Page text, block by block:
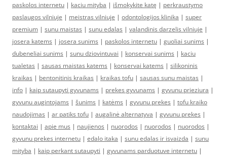
paskolos internetu | kaciu mityba | išmokykite katę | perkraustymo
paslaugos vilniuje | meistras vilniuje | odontologijos klinika | super
premium | sunu maistas | sunu edalas | valandinis darzelis vilniuje |
josera katems | josera sunims | paskolos internetu | guoliai sunims |
dubeneliai sunims | sunu dziovintuvai | konservai sunims | kaciu
tualetas | sausas maistas katems | konservai katems | silikoninis
kraikas | bentonitinis kraikas | kraikas tofu | sausas sunu maistas |
info | kaip sutaupyti gyvunams | prekes gyvunams | gyvunu prieziura |
gyvunu augintojams | šunims | katėms | gyvunu prekes | tofu kraiko
naudojimas | ar patiks tofu | augalinė alternatyva | gyvunu prekes |
kontaktai | apie mus | naujienos | nuorodos | nuorodos | nuorodos |
gyvunu prekes internetu | edalo itaka | sunu edalas ir isvaizda | sunu
mityba | kaip perkant sutaupyti | gyvunams parduotuve internetu |